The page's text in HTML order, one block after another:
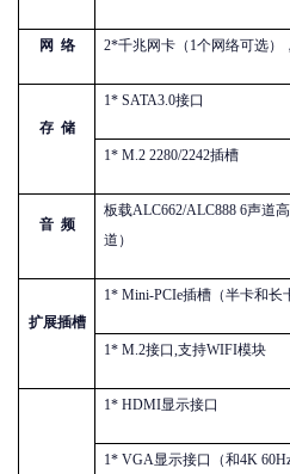
网 络 2*千兆网卡（1个网络可选）
存 储
1* SATA3.0接口
1* M.2 2280/2242插槽
音 频
板载ALC662/ALC888 6声道
道）
扩展插槽
1* Mini-PCIe插槽（半卡和
1* M.2接口,支持WIFI模块
1* HDMI显示接口
1* VGA显示接口（和4K